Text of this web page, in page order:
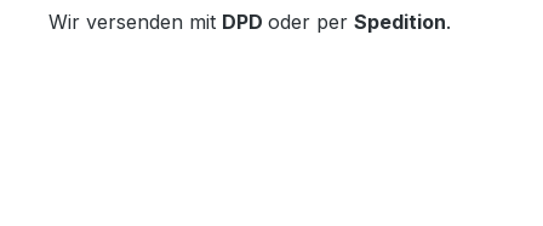
Wir versenden mit DPD oder per Spedition.